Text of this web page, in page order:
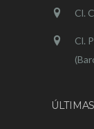
Cl.
Cl.